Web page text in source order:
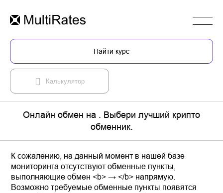
Найти курс
Калькулятор
Онлайн обмен на . Выбери лучший крипто
обменник.
К сожалению, на данный момент в нашей базе
мониторинга отсутствуют обменные пункты,
выполняющие обмен <b> → </b> напрямую.
Возможно требуемые обменные пункты появятся